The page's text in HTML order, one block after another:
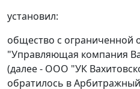
установил:
общество с ограниченной
"Управляющая компания
(далее - ООО "УК
обратилось в